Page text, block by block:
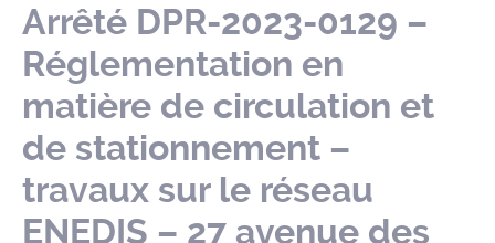
Arrêté DPR-2023-0129 –
Réglementation en
matière de circulation et
de stationnement –
travaux sur le réseau
ENEDIS – 27 avenue des